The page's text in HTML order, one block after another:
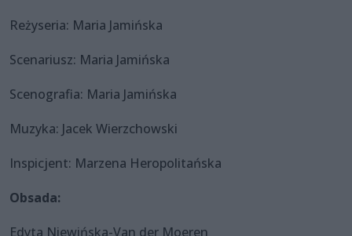
Reżyseria: Maria Jamińska
Scenariusz: Maria Jamińska
Scenografia: Maria Jamińska
Muzyka: Jacek Wierzchowski
Inspicjent: Marzena Heropolitańska
Obsada:
Edyta Niewińska-Van der Moeren